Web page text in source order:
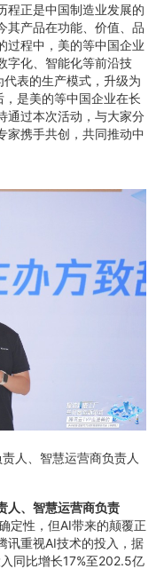
程正是中国制造业发展的
其产品在功能、价值、品
过程中，美的等中国企业
字化、智能化等前沿技
代表的生产模式，升级为
，是美的等中国企业在长
通过本次活动，与大家分
家携手共创，共同推动中
人、智慧运营商负责人
、 智慧运营商负责
定性，但AI带来的颠覆正
讯重视AI技术的投入，据
同比增长17%至202.5亿